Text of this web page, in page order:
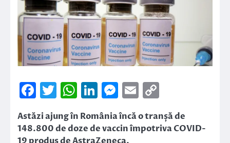
Facebook
Twitter
WhatsApp
LinkedIn
Messenger
Email
Link
Astăzi ajung în România încă o tranșă de
148.800 de doze de vaccin împotriva COVID-